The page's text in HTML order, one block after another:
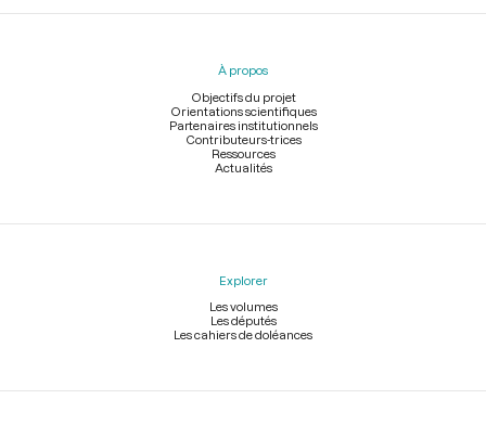
Menu
À propos
Objectifs du projet
Orientations scientifiques
Partenaires institutionnels
Contributeurs-trices
Ressources
Actualités
Explorer
Les volumes
Les députés
Les cahiers de doléances